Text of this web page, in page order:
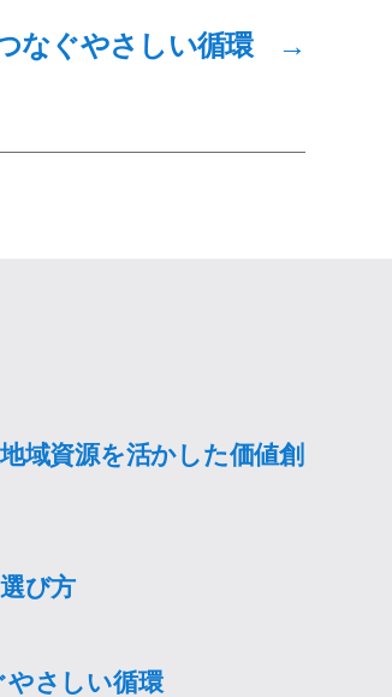
→
なぐやさしい循環
域資源を活かした価値創
び方
さしい循環